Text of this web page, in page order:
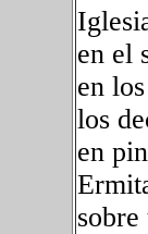
en el
en
los
en